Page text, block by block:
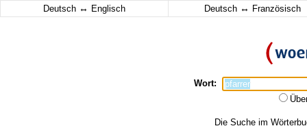
Deutsch ↔ Englisch Deutsch ↔ Französisch
Wort:
Die Suche im